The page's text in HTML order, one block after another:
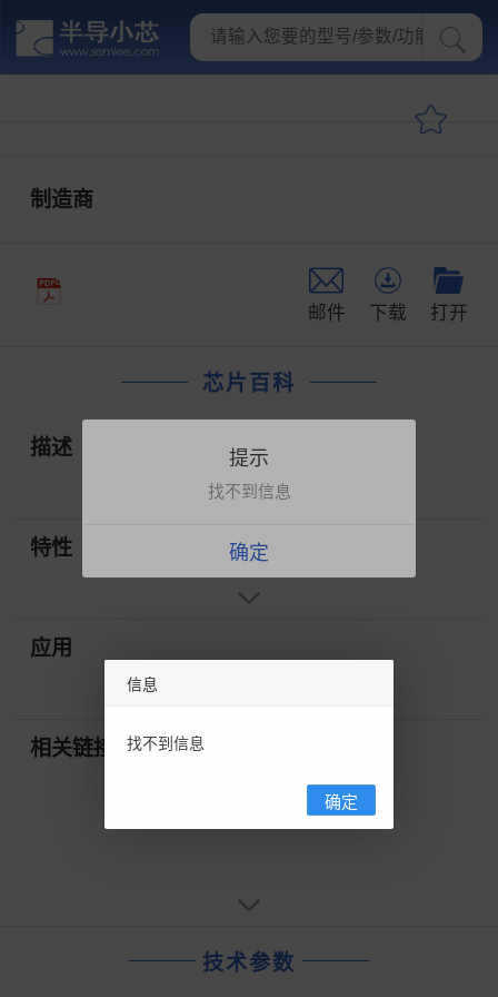
制造商
邮件 下载 打开
芯片百科
描述
特性
应用
相关链接
技术参数
信息
找不到信息
确定
提示
找不到信息
确定